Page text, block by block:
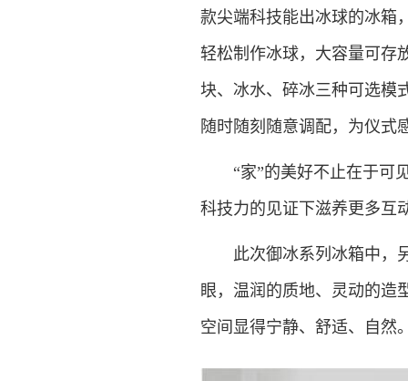
款尖端科技能出冰球的冰箱
轻松制作冰球，大容量可存
块、冰水、碎冰三种可选模
随时随刻随意调配，为仪式
“家”的美好不止在于可见
科技力的见证下滋养更多互
此次御冰系列冰箱中，另
眼，温润的质地、灵动的造
空间显得宁静、舒适、自然